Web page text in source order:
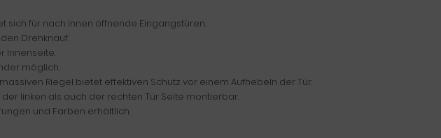
sich für nach innen öffnende Eingangstüren.
Drehknauf.
Innenseite.
möglich.
Riegel bietet effektiven Schutz vor einem Aufhebeln der Tür.
linken als auch der rechten Tür Seite montierbar.
und Farben erhältlich.